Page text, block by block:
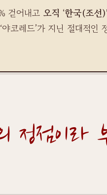
걷어내고 오직 ‘한국(조선
코레드’가 지닌 절대적인
정점이라